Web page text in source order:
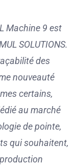
Machine 9 est
SOLUTIONS.
des
nouveauté
certains,
au marché
de pointe,
qui souhaitent,